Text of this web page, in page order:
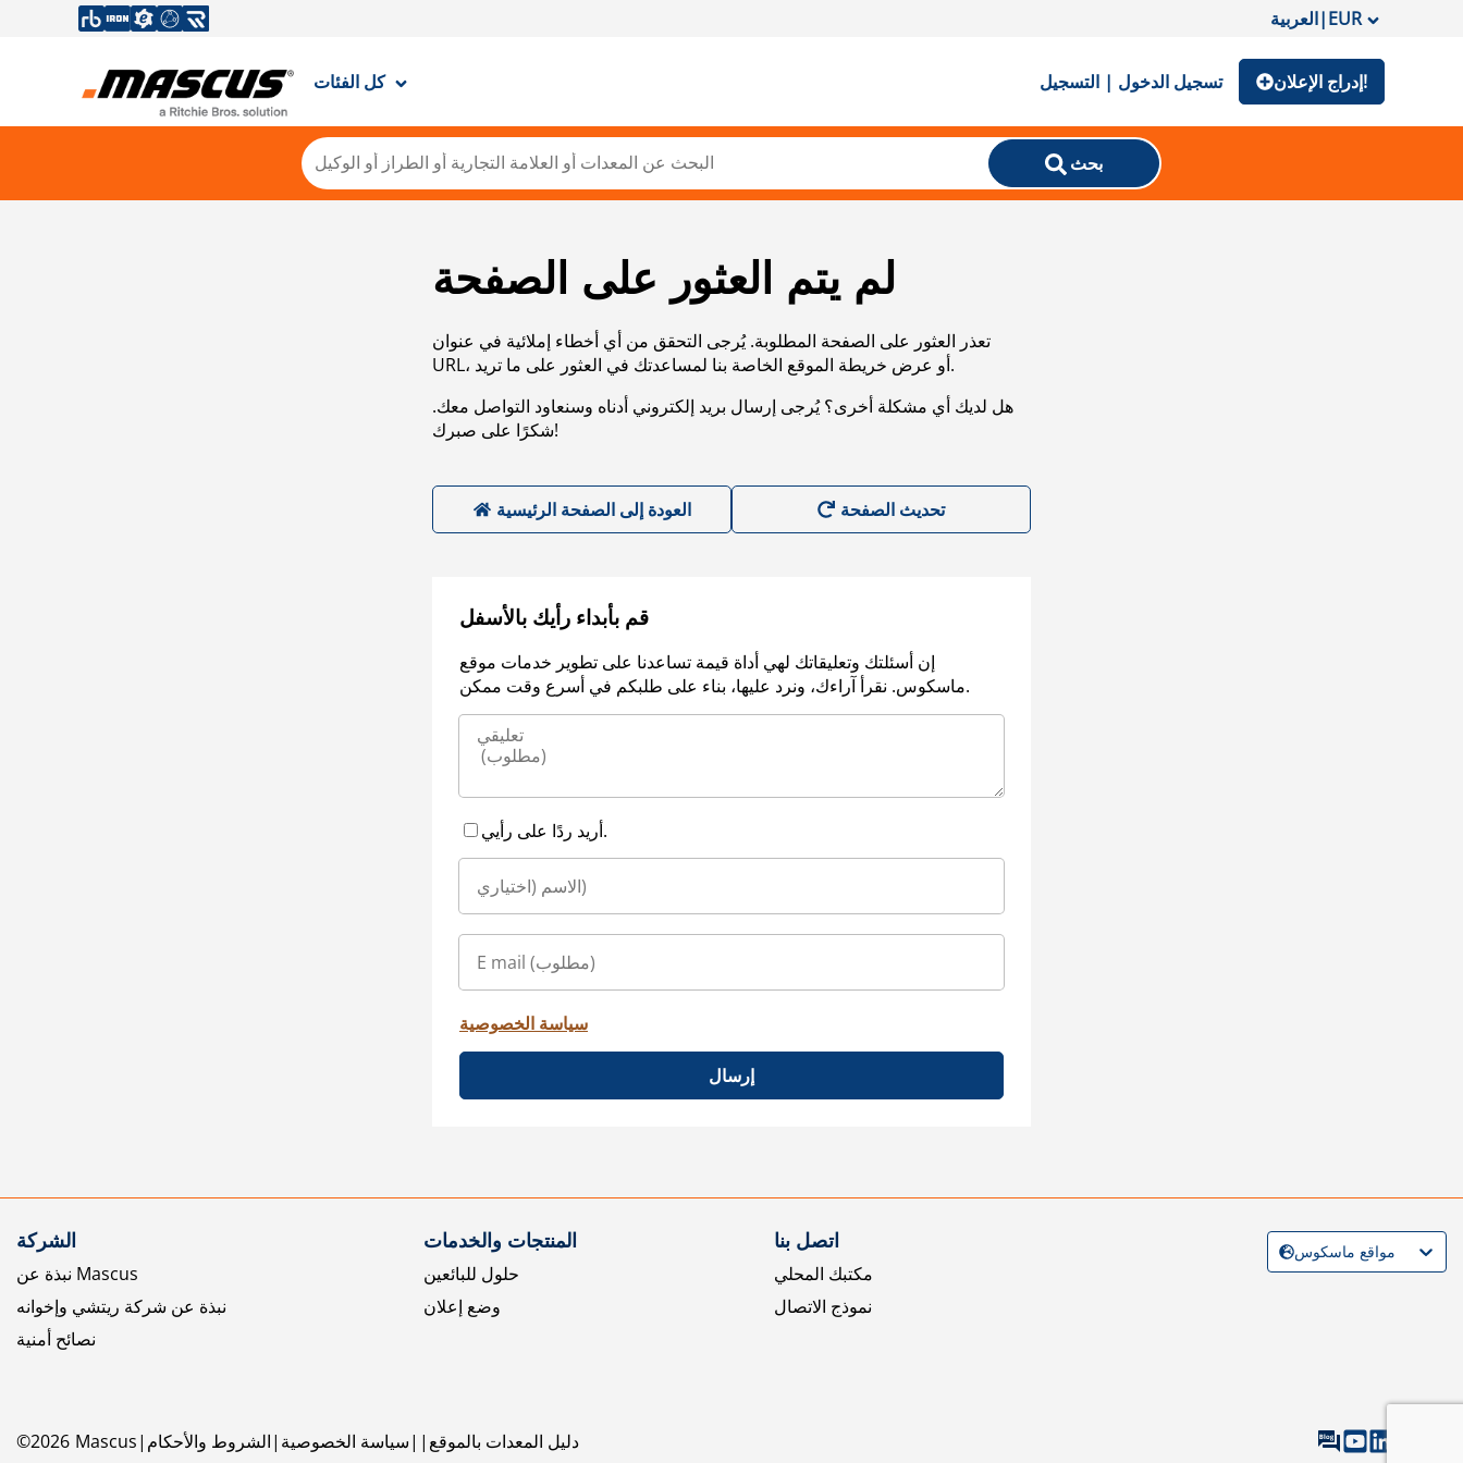
العربية|EUR
كل الفئات تسجيل الدخول | التسجيل إدراج الإعلان!
بحث
لم يتم العثور على الصفحة
تعذر العثور على الصفحة المطلوبة. يُرجى التحقق من أي أخطاء إملائية في عنوان
URL، أو عرض خريطة الموقع الخاصة بنا لمساعدتك في العثور على ما تريد.
هل لديك أي مشكلة أخرى؟ يُرجى إرسال بريد إلكتروني أدناه وسنعاود التواصل معك.
شكرًا على صبرك!
العودة إلى الصفحة الرئيسية
قم بأبداء رأيك بالأسفل
إن أسئلتك وتعليقاتك لهي أداة قيمة تساعدنا على تطوير خدمات موقع
ماسكوس. نقرأ آراءك، ونرد عليها، بناء على طلبكم في أسرع وقت ممكن.
أريد ردًا على رأيي.
سياسة الخصوصية
إرسال
الشركة
نبذة عن Mascus
نبذة عن شركة ريتشي وإخوانه
نصائح أمنية
المنتجات والخدمات
حلول للبائعين
وضع إعلان
اتصل بنا
مكتبك المحلي
نموذج الاتصال
©2026 Mascus الشروط والأحكام سياسة الخصوصية دليل المعدات بالموقع
مواقع ماسكوس